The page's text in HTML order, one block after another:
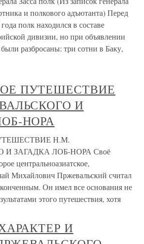
и полкового адъютанта) Перед
полк находился в составе
дивизии, но при объявлении
разбросаны: три сотни в Баку,
ПУТЕШЕСТВИЕ
И
НОРА
Н.М.
ЗАГАДКА ЛОБ-НОРА Своё
центральноазиатское,
Михайлович Пржевальский считал
Он имел все основания не
этого путешествия, хотя
И